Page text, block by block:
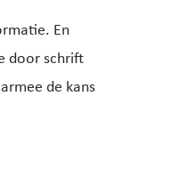
En
door schrift
de kans